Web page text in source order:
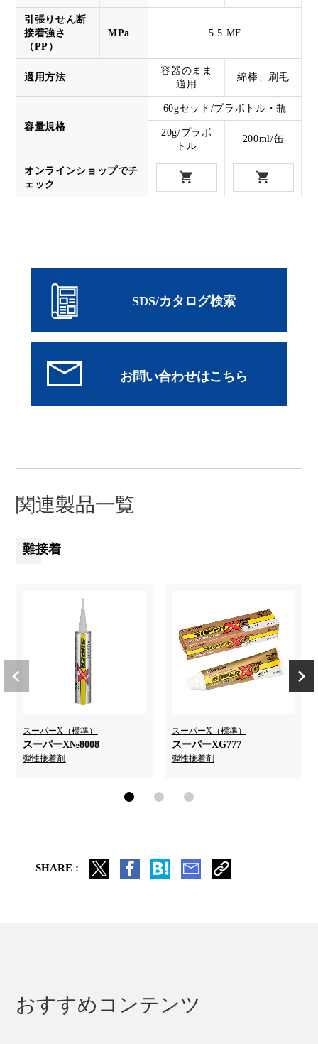
引張りせん断
接着強さ
（PP）
MPa 5.5 MF
適用方法
容器のまま
適用
綿棒、刷毛
容量規格
60gセット/プラボトル・瓶
20g/プラボ
トル
200ml/缶
オンラインショップでチ
ェック
SDS/カタログ検索
関連製品一覧
難接着
スーパーX（標準）
スーパーX№8008
弾性接着剤
スーパーX（標準）
スーパーXG777
弾性接着剤
SHARE :
おすすめコンテンツ